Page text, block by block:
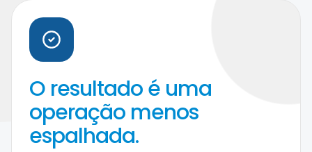
O resultado é uma
operação menos
espalhada.